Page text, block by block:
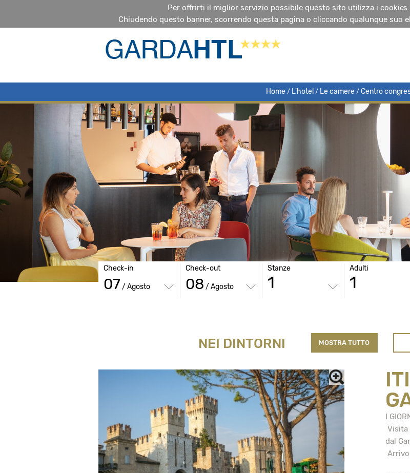
Per offrirti il miglior servizio possibile questo sito utilizza i
Chiudendo questo banner, scorrendo questa pagina o cliccando qualunque suo
Home / L'hotel / Le camere / Centro
Check-in
07 / Agosto
Check-out
08 / Agosto
Stanze Adulti
NEI DINTORNI MOSTRA TUTTO
I
Visita
dal